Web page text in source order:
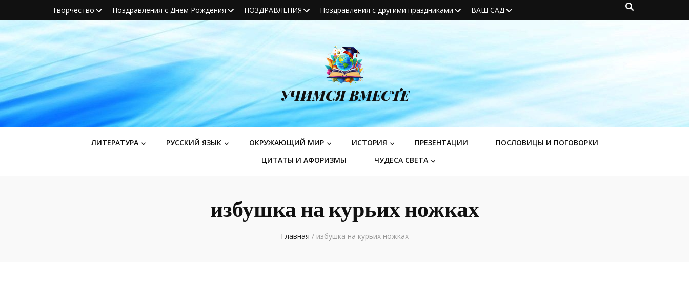
Творчество Поздравления с Днем Рождения ПОЗДРАВЛЕНИЯ Поздравления с другими праздниками ВАШ САД
УЧИМСЯ ВМЕСТЕ
ЛИТЕРАТУРА РУССКИЙ ЯЗЫК ОКРУЖАЮЩИЙ МИР ИСТОРИЯ ПРЕЗЕНТАЦИИ
ПОСЛОВИЦЫ И ПОГОВОРКИ
ЦИТАТЫ И АФОРИЗМЫ
ЧУДЕСА СВЕТА
избушка на курьих ножках
Главная / избушка на курьих ножках